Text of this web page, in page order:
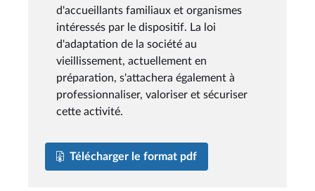
d'accueillants familiaux et organismes
intéressés par le dispositif. La loi
d'adaptation de la société au
vieillissement, actuellement en
préparation, s'attachera également à
professionnaliser, valoriser et sécuriser
cette activité.
Télécharger le format pdf